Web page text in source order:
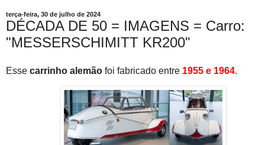
terça-feira, 30 de julho de 2024
DÉCADA DE 50 = IMAGENS = Carro:
"MESSERSCHIMITT KR200"
Esse carrinho alemão foi fabricado entre 1955 e 1964.